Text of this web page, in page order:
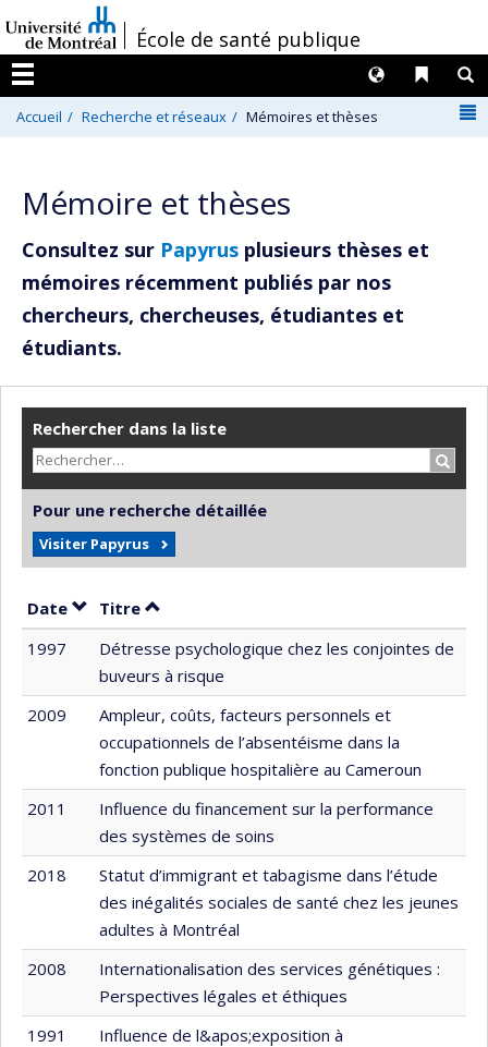
au
contenu
/École de santé publique
Menu
Liens
Langues
Accueil Recherche et réseaux Mémoires et thèses
Mémoire et thèses
Consultez sur Papyrus plusieurs thèses et
mémoires récemment publiés par nos
chercheurs, chercheuses, étudiantes et
étudiants.
Rechercher dans la liste
Pour une recherche détaillée
Visiter Papyrus
Date Trier par date en ordre décroissant
Titre Trier par titre en ordre décroissant
1997
Détresse psychologique chez les conjointes de
buveurs à risque
2009
Ampleur, coûts, facteurs personnels et
occupationnels de l’absentéisme dans la
fonction publique hospitalière au Cameroun
2011
Influence du financement sur la performance
des systèmes de soins
2018
Statut d’immigrant et tabagisme dans l’étude
des inégalités sociales de santé chez les jeunes
adultes à Montréal
2008
Internationalisation des services génétiques :
Perspectives légales et éthiques
1991
Influence de l&apos;exposition à